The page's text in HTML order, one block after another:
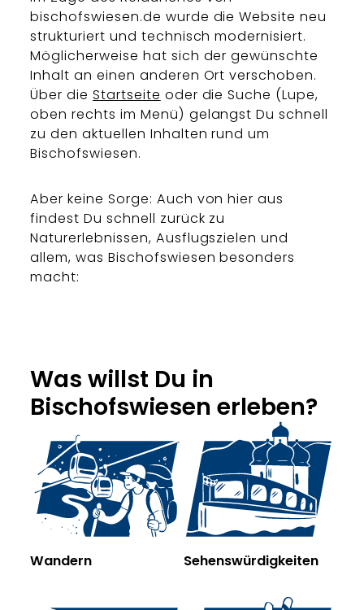
bischofswiesen.de wurde die Website neu
strukturiert und technisch modernisiert.
Möglicherweise hat sich der gewünschte
Inhalt an einen anderen Ort verschoben.
Über dieStartseite oder die Suche (Lupe,
oben rechts im Menü) gelangst Du schnell
zu den aktuellen Inhalten rund um
Bischofswiesen.
Aber keine Sorge: Auch von hier aus
findest Du schnell zurück zu
Naturerlebnissen, Ausflugszielen und
allem, was Bischofswiesen besonders
macht:
Was willst Du in
Bischofswiesen erleben?
Wandern Sehenswürdigkeiten